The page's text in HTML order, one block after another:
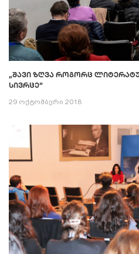
„ᲨᲐᲕᲘ ᲖᲦᲕᲐ ᲠᲝᲒᲝᲠᲪ
ᲡᲘᲕᲠᲪᲔ“
29 ოქტომბერი 2018